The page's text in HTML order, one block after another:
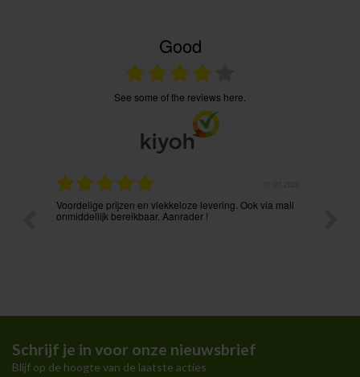
Good
see some of the reviews here.
Voordelige prijzen en vlekkeloze levering. Ook via mail
onmiddellijk bereikbaar. Aanrader !
Schrijf je in voor onze nieuwsbrief
Blijf op de hoogte van de laatste acties